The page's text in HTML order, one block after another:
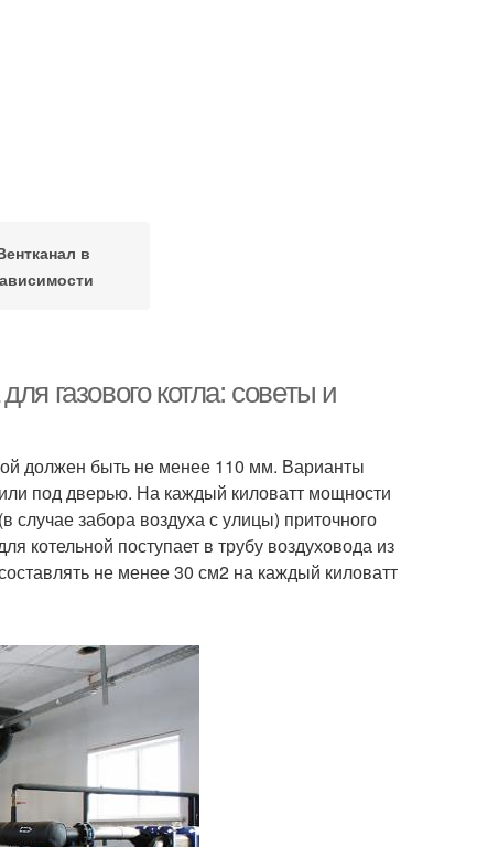
в
газового котла: советы и
должен быть не менее 110 мм. Варианты
под дверью. На каждый киловатт мощности
случае забора воздуха с улицы) приточного
котельной поступает в трубу воздуховода из
не менее 30 см2 на каждый киловатт